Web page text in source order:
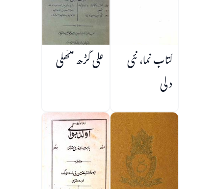
کتاب نما، نئی
دلی
علی گڑھ منتھلی